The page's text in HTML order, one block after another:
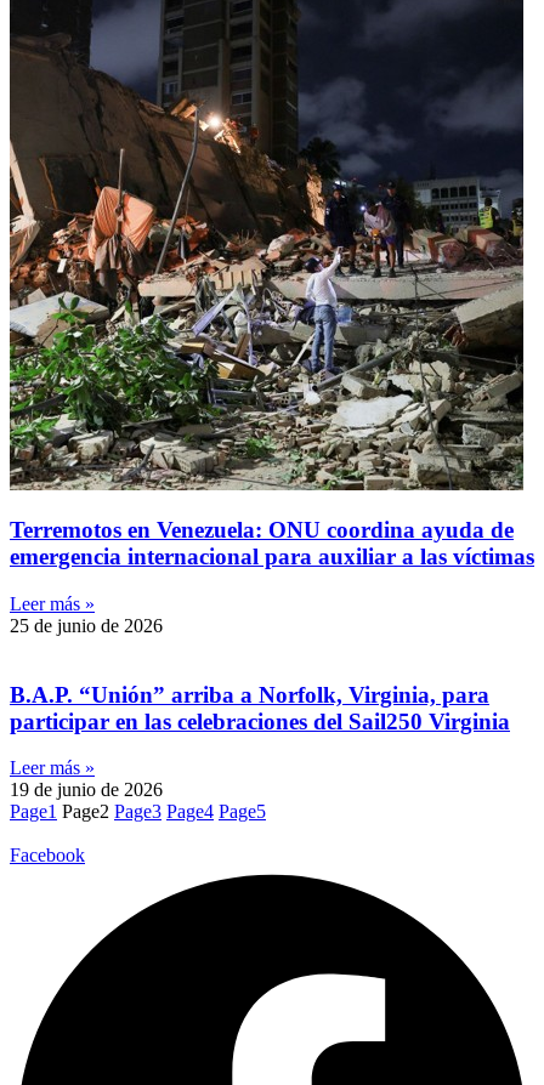
Terremotos en Venezuela: ONU coordina ayuda de
emergencia internacional para auxiliar a las víctimas
Leer más »
25 de junio de 2026
B.A.P. “Unión” arriba a Norfolk, Virginia, para
participar en las celebraciones del Sail250 Virginia
Leer más »
19 de junio de 2026
Page1 Page2 Page3 Page4 Page5
Facebook